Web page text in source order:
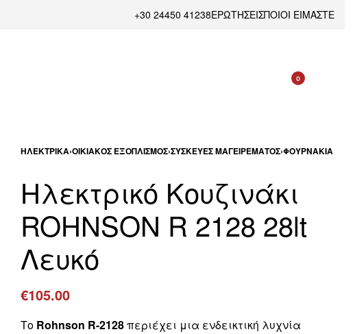
+30 24450 41238ΕΡΩΤΗΣΕΙΣΠΟΙΟΙ ΕΙΜΑΣΤΕ
0
ΗΛΕΚΤΡΙΚΆ›ΟΙΚΙΑΚΌΣ ΕΞΟΠΛΙΣΜΌΣ›ΣΥΣΚΕΥΈΣ ΜΑΓΕΙΡΈΜΑΤΟΣ›ΦΟΥΡΝΆΚΙΑ
Ηλεκτρικό Κουζινάκι
ROHNSON R 2128 28lt
Λευκό
€105.00
Το Rohnson R-2128περιέχει μια ενδεικτική λυχνία